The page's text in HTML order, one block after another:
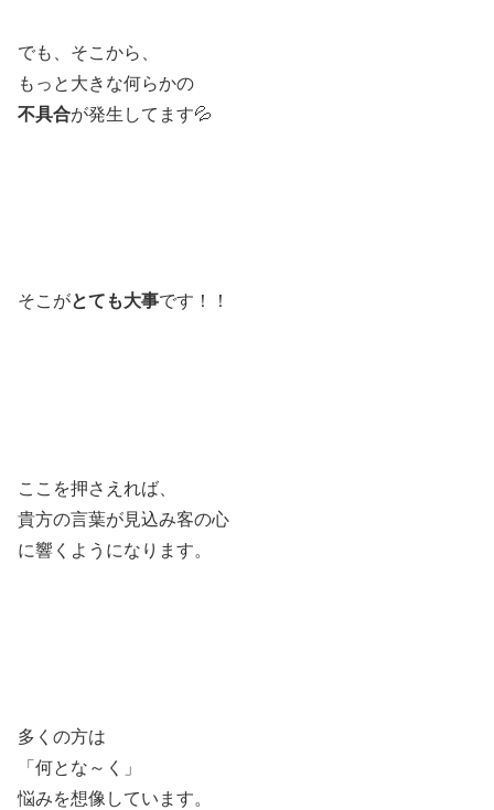
でも、そこから、
もっと大きな何らかの
不具合が発生してます💦
そこがとても大事です！！
ここを押さえれば、
貴方の言葉が見込み客の心
に響くようになります。
多くの方は
「何とな～く」
悩みを想像しています。